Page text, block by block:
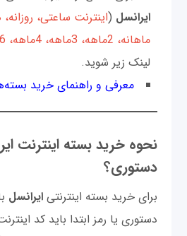
ایرانسل (
ماهانه، 2ماهه، 3ماهه، 4ماهه، 6ماهه و سالانه
لینک زیر شوید.
معرفی و راهنمای خرید
نحوه خرید بسته اینترنت
دستوری؟
برای خرید بسته اینترنتیایرانسل
دستوری یا رمز ابتدا باید کد